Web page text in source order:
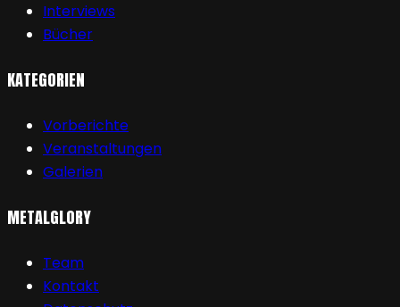
Interviews
Bücher
KATEGORIEN
Vorberichte
Veranstaltungen
Galerien
METALGLORY
Team
Kontakt